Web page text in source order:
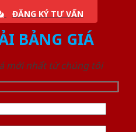
ĐĂNG KÝ TƯ VẤN
BẢNG GIÁ
mới nhất từ chúng tôi